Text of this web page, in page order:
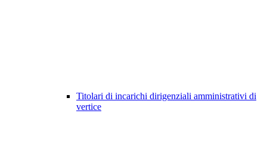
Titolari di incarichi dirigenziali amministrativi di
vertice